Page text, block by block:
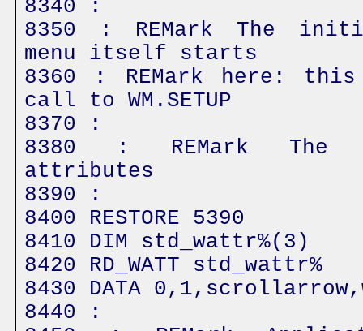
8340 :
8350 : REMark The
menu itself starts
8360 : REMark here:
call to WM.SETUP
8370 :
8380 : REMark The
attributes
8390 :
8400 RESTORE 5390
8410 DIM std_wattr%(3)
8420 RD_WATT std_wattr%
8430 DATA
8440 :